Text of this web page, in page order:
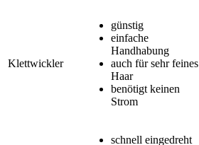
Klettwickler
günstig
einfache
Handhabung
auch für sehr feines
Haar
benötigt keinen
Strom
schnell eingedreht